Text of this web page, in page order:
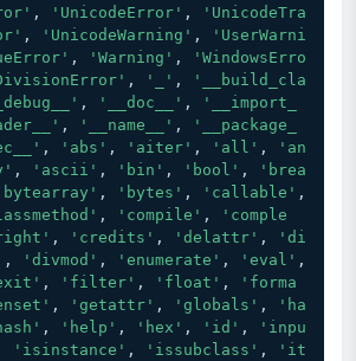
, 'UnicodeError' ,
'UnicodeTra
, 'UnicodeWarning' ,
'UserWarni
, 'Warning' ,
'WindowsErro
, '_' ,
'__build_cla
, '__doc__' ,
'__import_
, '__name__' ,
'__package_
, 'abs' , 'aiter' , 'all' ,
'an
, 'ascii' , 'bin' , 'bool' ,
'brea
, 'bytes' , 'callable'
, 'compile' ,
'comple
, 'credits' , 'delattr' ,
'di
, 'divmod' , 'enumerate' , 'eval'
, 'filter' , 'float' ,
'forma
, 'getattr' , 'globals' ,
'ha
, 'help' , 'hex' , 'id' ,
'inpu
'isinstance' , 'issubclass' ,
'it